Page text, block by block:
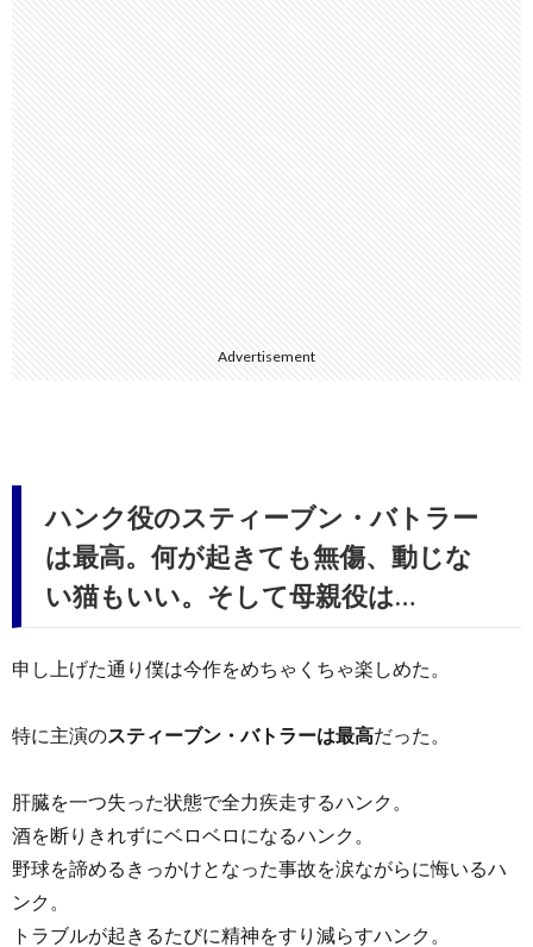
Advertisement
ハンク役のスティーブン・バトラー
は最高。何が起きても無傷、動じな
い猫もいい。そして母親役は…
申し上げた通り僕は今作をめちゃくちゃ楽しめた。
特に主演のスティーブン・バトラーは最高だった。
肝臓を一つ失った状態で全力疾走するハンク。
酒を断りきれずにベロベロになるハンク。
野球を諦めるきっかけとなった事故を涙ながらに悔いるハ
ンク。
トラブルが起きるたびに精神をすり減らすハンク。